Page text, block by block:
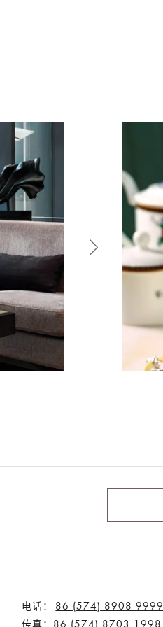
电话：
86 (574) 8908 9999
传真：86 (574) 8703 1998